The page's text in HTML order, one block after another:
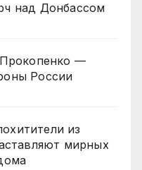
над Донбассом
—
России
из
мирных